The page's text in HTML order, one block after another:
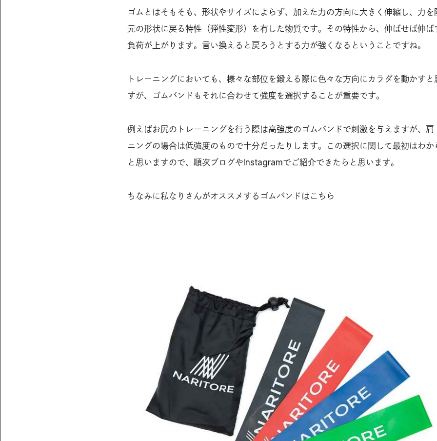
ゴムとはそもそも、形状やサイズによらず、加えた力の方向に大きく伸縮し、力を
元の形状に戻る特性（弾性変形）を有した物質です。その特性から、伸ばせば伸ば
負荷が上がります。言い換えると戻ろうとする力が強くなるということですね。
トレーニングにおいても、様々な部位を鍛える際に色々な方向にカラダを動かすと
すが、ゴムバンドもそれに合わせて強度を選択することが重要です。
例えばお尻のトレーニングを行う際は高強度のゴムバンドで刺激を与えますが、肩
ニングの場合は低強度のもので十分だったりします。この選択に関して最初はわか
と思いますので、順次ブログやInstagramでご紹介できたらと思います。
ちなみに私なりさんがオススメするゴムバンドはこちら